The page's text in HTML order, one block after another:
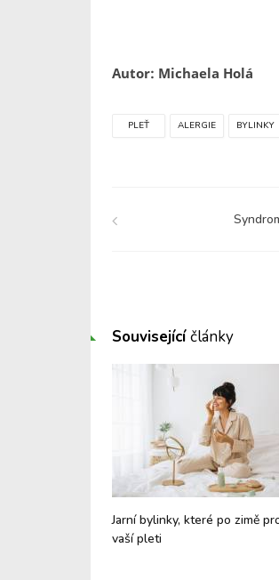
Autor: Michaela Holá
PLEŤ ALERGIE BYLINKY
Souvisejícíčlánky
Jarní bylinky, které po zimě
vaší pleti